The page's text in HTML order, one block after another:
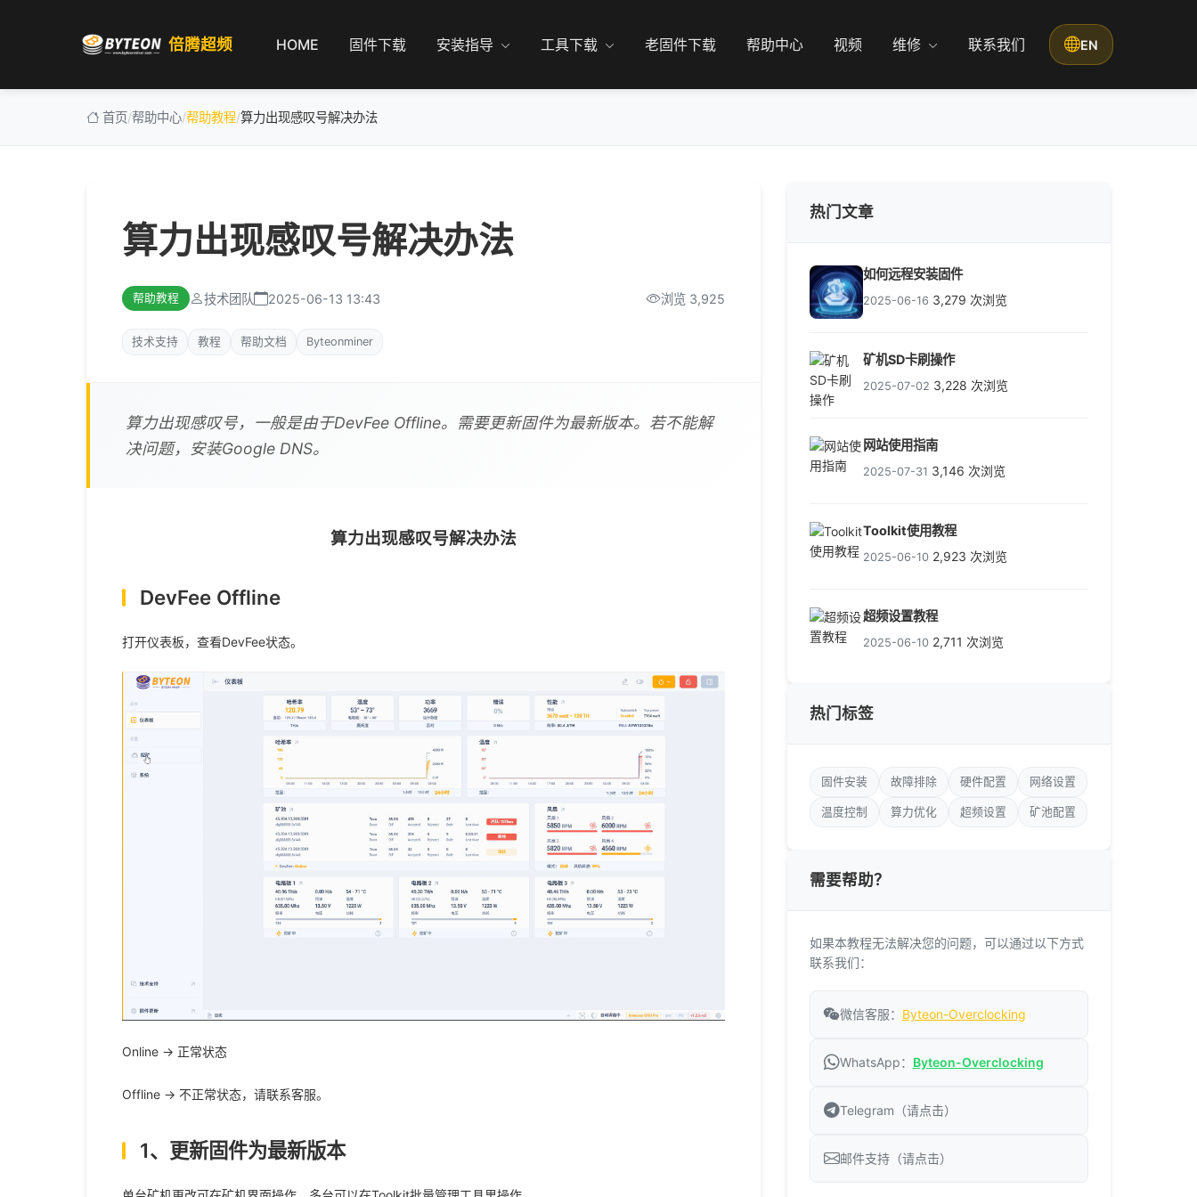
倍腾超频 HOME 固件下载 安装指导 工具下载 老固件下载 帮助中心 视频 维修 联系我们 EN
首页/帮助中心/帮助教程/算力出现感叹号解决办法
算力出现感叹号解决办法
帮助教程 技术团队 2025-06-13 13:43 浏览 3,925
技术支持 教程 帮助文档 Byteonminer
算力出现感叹号，一般是由于DevFee Offline。需要更新固件为最新版本。若不能解
决问题，安装Google DNS。
算力出现感叹号解决办法
DevFee Offline
打开仪表板，查看DevFee状态。
Online -> 正常状态
Offline -> 不正常状态，请联系客服。
1、更新固件为最新版本
热门文章
如何远程安装固件
2025-06-16 3,279 次浏览
矿机SD卡刷操作
2025-07-02 3,228 次浏览
网站使用指南
2025-07-31 3,146 次浏览
Toolkit使用教程
2025-06-10 2,923 次浏览
超频设置教程
2025-06-10 2,711 次浏览
热门标签
固件安装 故障排除 硬件配置 网络设置
温度控制 算力优化 超频设置 矿池配置
需要帮助？
如果本教程无法解决您的问题，可以通过以下方式
联系我们：
微信客服： Byteon-Overclocking
WhatsApp： Byteon-Overclocking
Telegram（请点击）
邮件支持（请点击）